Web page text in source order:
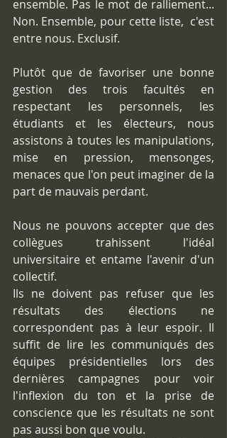
ensemble. Pas le mot de ralliement...
Non. Ensemble, pour cette liste,  c'est
entre nous. Exclusif.
Plutôt que de favoriser une bonne
gestion des trois facultés en
respectant les personnels, les
étudiants et les électeurs, nous
assistons à toutes les manipulations,
mise en pression, mensonges,
menaces que l'on peut imaginer de la
part de mauvais perdant.
Nous ne pouvons accepter que des
collègues trahissent l'idéal
universitaire et entame l'avenir d'un
collectif.
Ils ne doivent pas refuser que les
résultats des élections ne
correspondent pas à leur espoir. Il
suffit de lire les communiqués des
équipes présidentielles lors des
dernières campagnes pour voir
l'inflexion du ton et la prise de
conscience que les résultats ne sont
pas aussi bon que voulu.